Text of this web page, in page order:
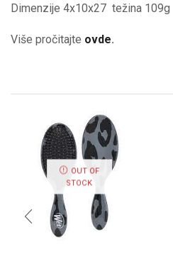
Dimenzije 4x10x27 težina 109g
Više pročitajte ovde.
OUT OF
STOCK